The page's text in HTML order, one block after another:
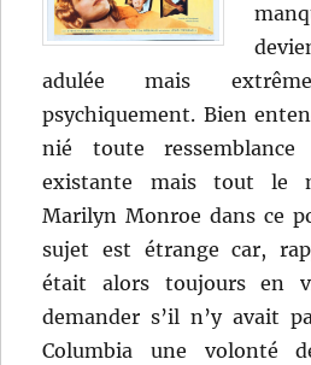
adulée mais
psychiquement. Bien
nié toute
existante mais tout le
Marilyn Monroe dans ce
sujet est étrange car,
était alors toujours en
demander s’il n’y avait
Columbia une volonté